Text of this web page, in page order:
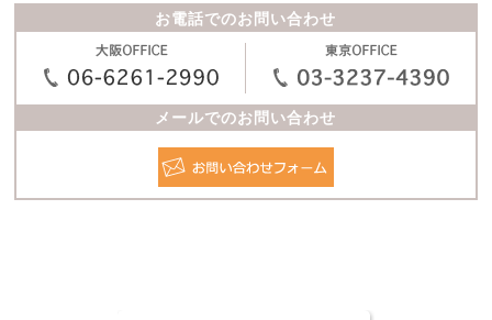
お電話でのお問い合わせ
メールでのお問い合わせ